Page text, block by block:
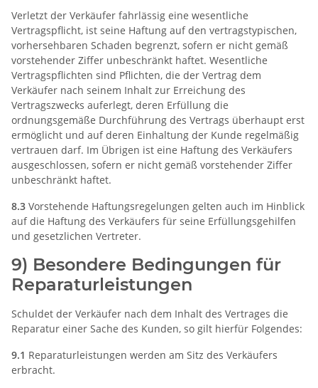
Verletzt der Verkäufer fahrlässig eine wesentliche
Vertragspflicht, ist seine Haftung auf den vertragstypischen,
vorhersehbaren Schaden begrenzt, sofern er nicht gemäß
vorstehender Ziffer unbeschränkt haftet. Wesentliche
Vertragspflichten sind Pflichten, die der Vertrag dem
Verkäufer nach seinem Inhalt zur Erreichung des
Vertragszwecks auferlegt, deren Erfüllung die
ordnungsgemäße Durchführung des Vertrags überhaupt erst
ermöglicht und auf deren Einhaltung der Kunde regelmäßig
vertrauen darf. Im Übrigen ist eine Haftung des Verkäufers
ausgeschlossen, sofern er nicht gemäß vorstehender Ziffer
unbeschränkt haftet.
8.3 Vorstehende Haftungsregelungen gelten auch im Hinblick
auf die Haftung des Verkäufers für seine Erfüllungsgehilfen
und gesetzlichen Vertreter.
9) Besondere Bedingungen für
Reparaturleistungen
Schuldet der Verkäufer nach dem Inhalt des Vertrages die
Reparatur einer Sache des Kunden, so gilt hierfür Folgendes:
9.1 Reparaturleistungen werden am Sitz des Verkäufers
erbracht.